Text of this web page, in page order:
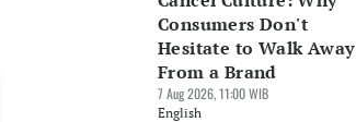
Consumers Don't
Hesitate to Walk Away
From a Brand
7 Aug 2026, 11:00 WIB
English